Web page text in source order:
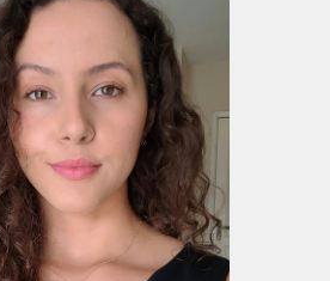
Láurin
Feldmann
Ontopsicologia pela Antonio Meneghetti
pós-graduanda em Tradução Profissional
brasileiro) pela Faculdade LabPub. Atua
e revisora, com foco em tradução audiovisual
a Fundação Antonio Meneghetti, além de
e técnica de obras de Ontopsicologia
português brasileiro) publicadas pela
Editora Universitária. Seu principal par
italiano-português brasileiro, com atuação
português brasileiro e espanhol-português
ainda como intérprete (italiano-português
espanhol-português brasileiro) e redatora
revista Performance Líder, produzindo
internacionais, especialmente em
à Abrates desde 2025, coordena também
formação e qualificação de tradutores em